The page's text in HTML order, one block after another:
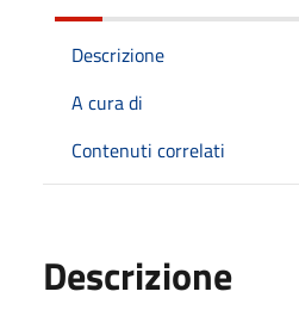
Descrizione
A cura di
Contenuti correlati
Descrizione